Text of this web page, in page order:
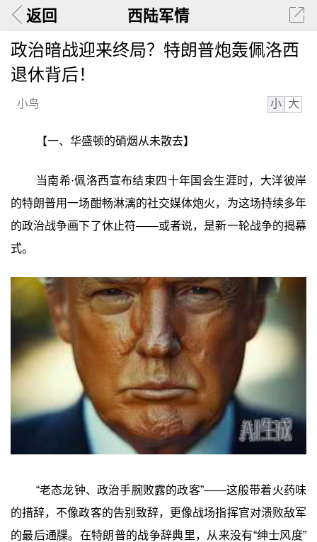
返回 西陆军情
政治暗战迎来终局？特朗普炮轰佩洛西
退休背后！
小鸟 小 大
【一、华盛顿的硝烟从未散去】
当南希·佩洛西宣布结束四十年国会生涯时，大洋彼岸
的特朗普用一场酣畅淋漓的社交媒体炮火，为这场持续多年
的政治战争画下了休止符——或者说，是新一轮战争的揭幕
式。
“老态龙钟、政治手腕败露的政客”——这般带着火药味
的措辞，不像政客的告别致辞，更像战场指挥官对溃败敌军
的最后通牒。在特朗普的战争辞典里，从来没有“绅士风度”